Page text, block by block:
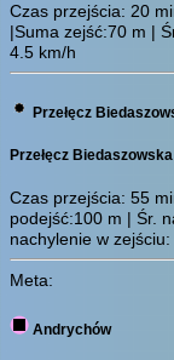
Czas przejścia: 20
|Suma zejść:70 m |
4.5 km/h
Przełęcz
Przełęcz
Czas przejścia: 55
podejść:100 m | Śr.
nachylenie w
Meta:
Andrychów